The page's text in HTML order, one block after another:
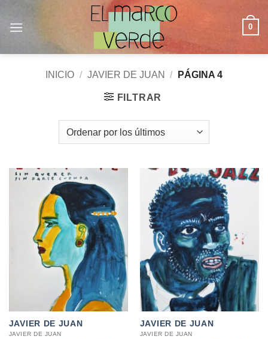
0
INICIO / JAVIER DE JUAN / PÁGINA 4
FILTRAR
JAVIER DE JUAN
JAVIER DE JUAN
JAVIER DE JUAN
JAVIER DE JUAN